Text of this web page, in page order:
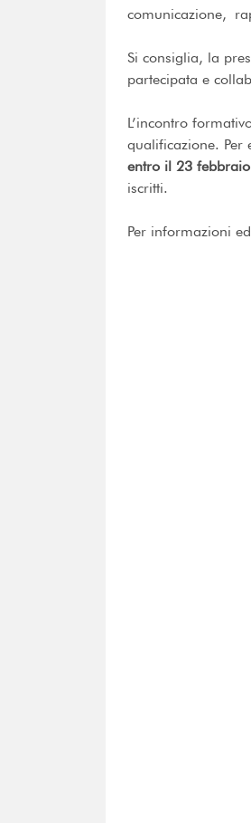
comunicazione,
Si consiglia, la
partecipata e
L’incontro
qualificazione. Per
entro il 23
iscritti.
Per informazioni